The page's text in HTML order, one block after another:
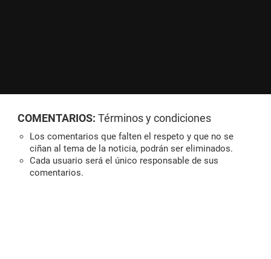
COMENTARIOS: Términos y condiciones
Los comentarios que falten el respeto y que no se
ciñan al tema de la noticia, podrán ser eliminados.
Cada usuario será el único responsable de sus
comentarios.